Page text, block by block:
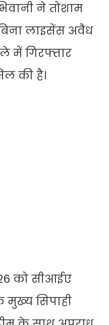
ने तोशाम
लाइसेंस अवैध
में गिरफ्तार
की है।
को सीआईए
मुख्य सिपाही